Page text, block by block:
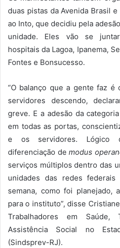
duas pistas da Avenida Brasil
ao Into, que decidiu pela
unidade. Eles vão se
hospitais da Lagoa, Ipanema,
Fontes e Bonsucesso.
“O balanço que a gente faz
servidores descendo,
greve. E a adesão da
em todas as portas,
e os servidores. Lógico
diferenciação demodus
serviços múltiplos dentro das
unidades das redes
semana, como foi planejado,
para o instituto”, disse
Trabalhadores em Saúde,
Assistência Social no
(Sindsprev-RJ).